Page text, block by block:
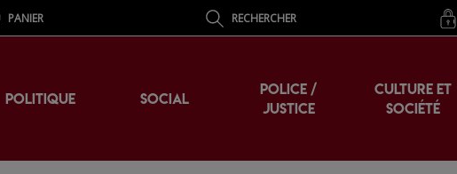
PANIER RECHERCHER
POLITIQUE SOCIAL
POLICE /
JUSTICE
CULTURE ET
SOCIÉTÉ